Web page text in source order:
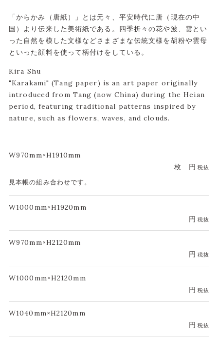
「からかみ（唐紙）」とは元々、平安時代に唐（現在の中
国）より伝来した美術紙である。四季折々の花や波、雲とい
った自然を模した文様などさまざまな伝統文様を胡粉や雲母
といった顔料を使って柄付けをしている。
Kira Shu
"Karakami" (Tang paper) is an art paper originally
introduced from Tang (now China) during the Heian
period, featuring traditional patterns inspired by
nature, such as flowers, waves, and clouds.
W970mm×H1910mm
枚
円 税抜
見本帳の組み合わせです。
W1000mm×H1920mm
円 税抜
W970mm×H2120mm
円 税抜
W1000mm×H2120mm
円 税抜
W1040mm×H2120mm
円 税抜